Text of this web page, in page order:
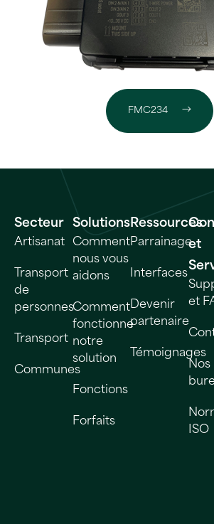
FMC234
Secteur
Artisanat
Transport
de
personnes
Transport
Communes
Solutions
Comment
nous vous
aidons
Comment
fonctionne
notre
solution
Fonctions
Forfaits
Ressources
Parrainage
Interfaces
Devenir
partenaire
Témoignages
et
et
Nos
ISO